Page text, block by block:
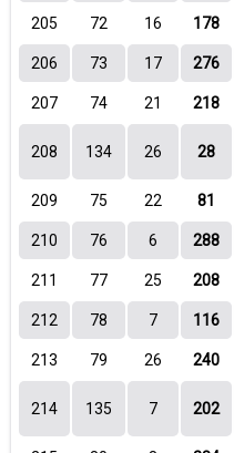
205
72 16 178
206
73 17 276
207
74 21 218
208 134 26 28
209
75 22 81
210
76 6 288
211
77 25 208
212
78 7 116
213
79 26 240
214 135 7 202